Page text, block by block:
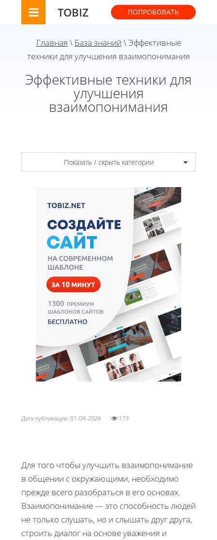
TOBIZ ПОПРОБОВАТЬ
Главная \ База знаний \ Эффективные
техники для улучшения взаимопонимания
Эффективные техники для
улучшения
взаимопонимания
Показать / скрыть категории
Дата публикации: 01-04-2026 173
Для того чтобы улучшить взаимопонимание
в общении с окружающими, необходимо
прежде всего разобраться в его основах.
Взаимопонимание — это способность людей
не только слушать, но и слышать друг друга,
строить диалог на основе уважения и